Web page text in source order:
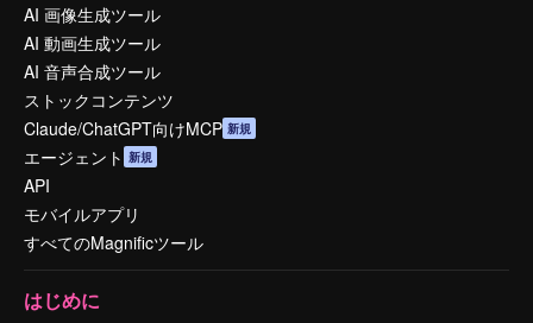
AI 画像生成ツール
AI 動画生成ツール
AI 音声合成ツール
ストックコンテンツ
Claude/ChatGPT向けMCP 新規
エージェント 新規
API
モバイルアプリ
すべてのMagnificツール
はじめに